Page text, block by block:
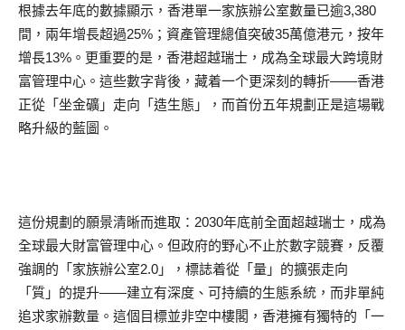
根據去年底的數據顯示，香港單一家族辦公室數量已逾3,380
間，兩年增長超過25%；資產管理總值突破35萬億港元，按年
增長13%。更重要的是，香港超越瑞士，成為全球最大跨境財
富管理中心。這些數字背後，藏着一个更深刻的轉折——香港
正從「坐金礦」走向「造生態」，而首份五年規劃正是這場戰
略升級的藍圖。
這份規劃的願景清晰而進取：2030年底前全面超越瑞士，成為
全球最大財富管理中心。但政府的野心不止於數字競賽，反覆
強調的「家族辦公室2.0」，標誌着從「量」的擴張走向
「質」的提升——建立有深度、可持續的生態系統，而非單純
追求家辦數量。這個目標並非空中樓閣，香港擁有獨特的「一